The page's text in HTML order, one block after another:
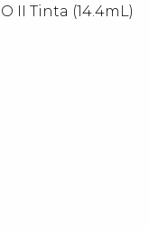
II Tinta (14.4mL)